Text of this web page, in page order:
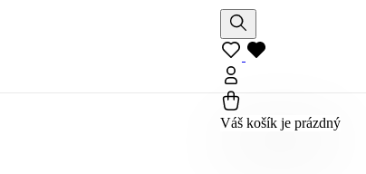
Váš košík je prázdný